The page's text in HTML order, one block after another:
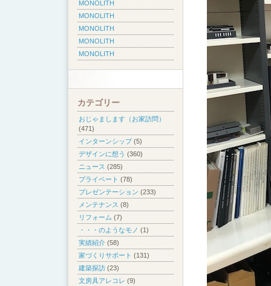
MONOLITH
MONOLITH
MONOLITH
MONOLITH
MONOLITH
カテゴリー
おじゃまします（お家訪問）
(471)
インターンシップ(5)
デザインに想う (360)
ニュース (285)
プライベート (78)
プレゼンテーション (233)
メンテナンス (8)
リフォーム (7)
・・・のようなモノ (1)
実績紹介 (58)
家づくりサポート (131)
建築探訪 (23)
文房具アレコレ (9)